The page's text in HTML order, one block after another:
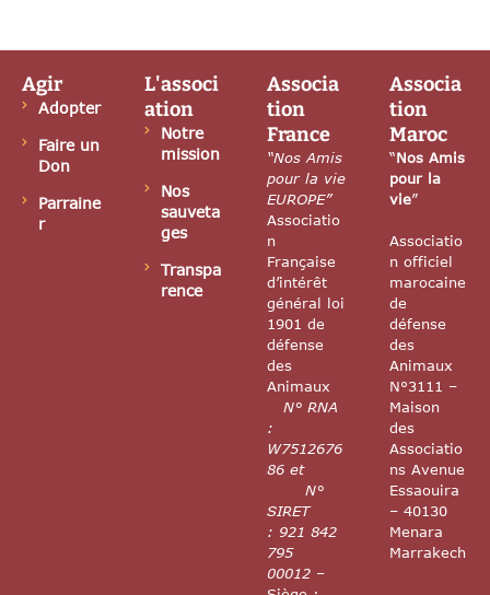
Agir
Adopter
Faire un
Don
Parraine
r
L'associ
ation
Notre
mission
Nos
sauveta
ges
Transpa
rence
Associa
tion
France
“Nos Amis
pour la vie
EUROPE”
Associatio
n
Française
d’intérêt
général loi
1901 de
défense
des
Animaux
N° RNA
:
W7512676
86 et
N°
SIRET
: 921 842
795
00012 –
Associa
tion
Maroc
“Nos Amis
pour la
vie”
Associatio
n officiel
marocaine
de
défense
des
Animaux
N°3111 –
Maison
des
Associatio
ns Avenue
Essaouira
– 40130
Menara
Marrakech